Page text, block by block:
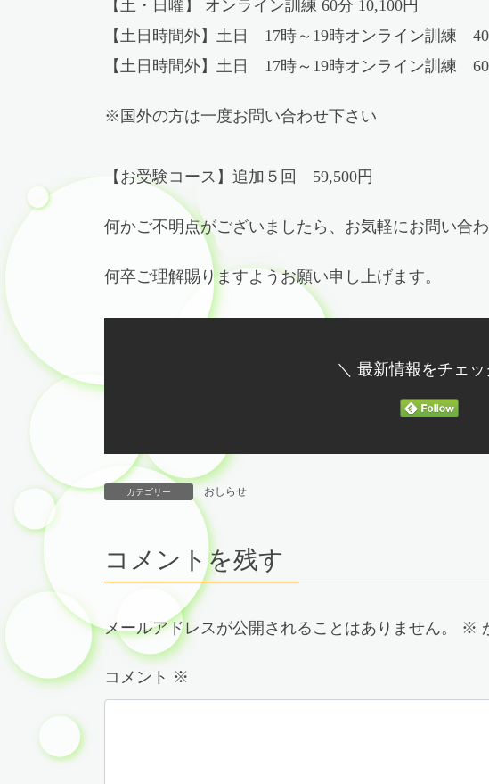
【土・日曜】 オンライン訓練 60分 10,100円
【土日時間外】土日 17時～19時オンライン訓練 40
【土日時間外】土日 17時～19時オンライン訓練 60
※国外の方は一度お問い合わせ下さい
【お受験コース】追加５回 59,500円
何かご不明点がございましたら、お気軽にお問い合わ
何卒ご理解賜りますようお願い申し上げます。
＼ 最新情報をチェッ
カテゴリー おしらせ
コメントを残す
メールアドレスが公開されることはありません。 ※
コメント ※